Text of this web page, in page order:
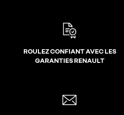
ROULEZ CONFIANT AVEC LES
GARANTIES RENAULT